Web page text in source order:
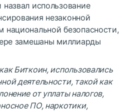
использование
незаконной
национальной безопасности,
замешаны миллиарды
Биткоин, использовались
деятельности, такой как
от уплаты налогов,
ПО, наркотики,